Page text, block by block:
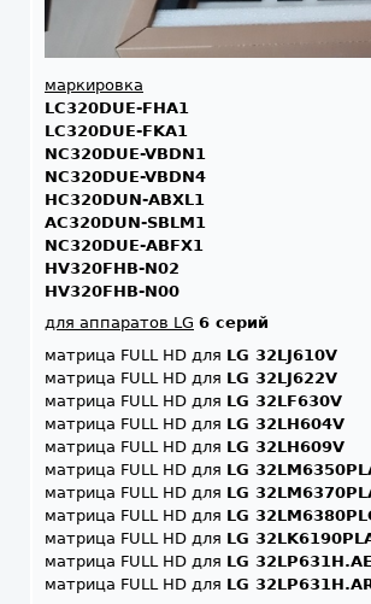
маркировка
LC320DUE-FHA1
LC320DUE-FKA1
NC320DUE-VBDN1
NC320DUE-VBDN4
HC320DUN-ABXL1
AC320DUN-SBLM1
NC320DUE-ABFX1
HV320FHB-N02
HV320FHB-N00
для аппаратов LG 6 серий
матрица FULL HD для LG 32LJ610V
матрица FULL HD для LG 32LJ622V
матрица FULL HD для LG 32LF630V
матрица FULL HD для LG 32LH604V
матрица FULL HD для LG 32LH609V
матрица FULL HD для LG
матрица FULL HD для LG
матрица FULL HD для LG
матрица FULL HD для LG
матрица FULL HD для LG
матрица FULL HD для LG